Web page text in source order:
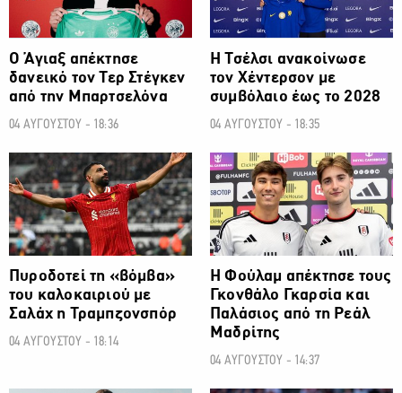
Ο Άγιαξ απέκτησε
δανεικό τον Τερ Στέγκεν
από την Μπαρτσελόνα
04 ΑΥΓΟΥΣΤΟΥ - 18:36
H Τσέλσι ανακοίνωσε
τον Χέντερσον με
συμβόλαιο έως το 2028
04 ΑΥΓΟΥΣΤΟΥ - 18:35
ΠΟΔΟΣΦΑΙΡΟ
Πυροδοτεί τη «βόμβα»
του καλοκαιριού με
Σαλάχ η Τραμπζονσπόρ
04 ΑΥΓΟΥΣΤΟΥ - 18:14
ΠΟΔΟΣΦΑΙΡΟ
Η Φούλαμ απέκτησε τους
Γκονθάλο Γκαρσία και
Παλάσιος από τη Ρεάλ
Μαδρίτης
04 ΑΥΓΟΥΣΤΟΥ - 14:37